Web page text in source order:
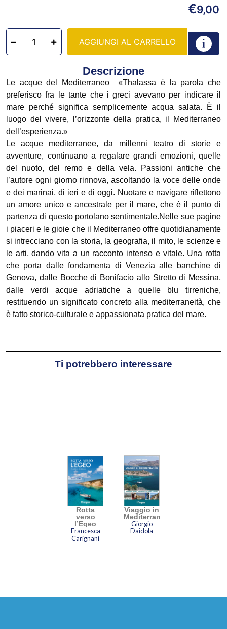
€9,00
AGGIUNGI AL CARRELLO
Descrizione
Le acque del Mediterraneo «Thalassa è la parola che
preferisco fra le tante che i greci avevano per indicare il
mare perché significa semplicemente acqua salata. È il
luogo del vivere, l’orizzonte della pratica, il Mediterraneo
dell’esperienza.»
Le acque mediterranee, da millenni teatro di storie e
avventure, continuano a regalare grandi emozioni, quelle
del nuoto, del remo e della vela. Passioni antiche che
l’autore ogni giorno rinnova, ascoltando la voce delle onde
e dei marinai, di ieri e di oggi. Nuotare e navigare riflettono
un amore unico e ancestrale per il mare, che è il punto di
partenza di questo portolano sentimentale.Nelle sue pagine
i piaceri e le gioie che il Mediterraneo offre quotidianamente
si intrecciano con la storia, la geografia, il mito, le scienze e
le arti, dando vita a un racconto intenso e vitale. Una rotta
che porta dalle fondamenta di Venezia alle banchine di
Genova, dalle Bocche di Bonifacio allo Stretto di Messina,
dalle verdi acque adriatiche a quelle blu tirreniche,
restituendo un significato concreto alla mediterraneità, che
è fatto storico-culturale e appassionata pratica del mare.
Ti potrebbero interessare
Rotta
verso
l’Egeo
Francesca
Carignani
Viaggio in
Mediterraneo
Giorgio
Daidola